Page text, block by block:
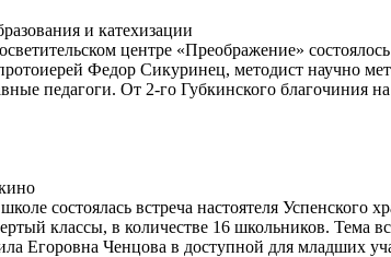
и катехизации
центре «Преображение»
Федор Сикуринец, методист научно
педагоги. От 2-го Губкинского
состоялась встреча настоятеля
классы, в количестве 16 школьников.
Егоровна Ченцова в доступной для младших